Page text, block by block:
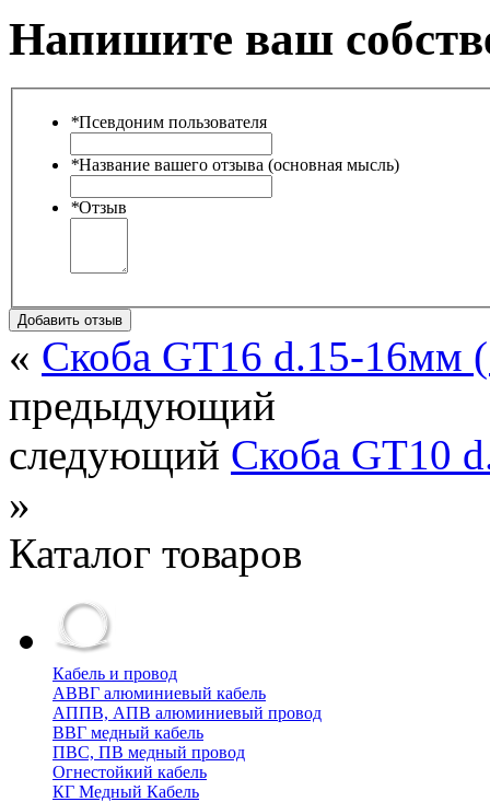
Напишите ваш
*Псевдоним пользователя
*Название вашего отзыва (основная мысль)
*Отзыв
Добавить отзыв
« Скоба GT16 d.15-16мм
предыдующий
следующий Скоба GT10
»
Каталог товаров
Кабель и провод
АВВГ алюминиевый кабель
АППВ, АПВ алюминиевый провод
ВВГ медный кабель
ПВС, ПВ медный провод
Огнестойкий кабель
КГ Медный Кабель